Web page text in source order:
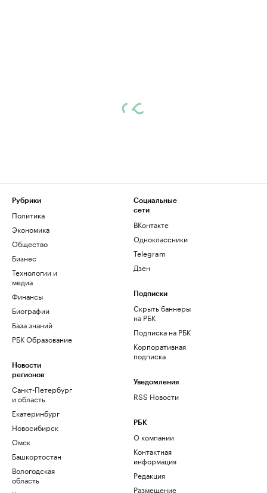
Рубрики
Политика
Экономика
Общество
Бизнес
Технологии и
медиа
Финансы
Биографии
База знаний
РБК Образование
Новости
регионов
Санкт-Петербург
и область
Екатеринбург
Новосибирск
Омск
Башкортостан
Вологодская
область
Социальные
сети
ВКонтакте
Одноклассники
Telegram
Дзен
Подписки
Скрыть баннеры
на РБК
Подписка на РБК
Корпоративная
подписка
Уведомления
RSS Новости
РБК
О компании
Контактная
информация
Редакция
Размещение